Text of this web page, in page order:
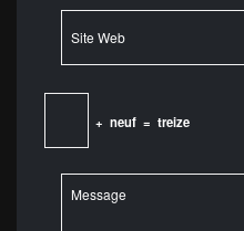
+ neuf = treize